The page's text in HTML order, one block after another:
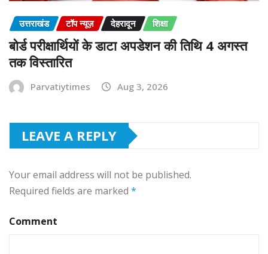
उत्तराखंड टॉप न्यूज़ देहरादून शिक्षा
बोर्ड परीक्षार्थियों के डाटा अपडेशन की तिथि 4 अगस्त
तक विस्तारित
Parvatiytimes Aug 3, 2026
LEAVE A REPLY
Your email address will not be published.
Required fields are marked *
Comment